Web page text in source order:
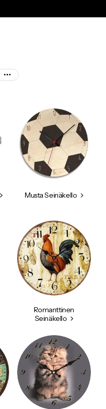
Musta Seinäkello
Romanttinen
Seinäkello